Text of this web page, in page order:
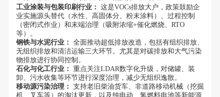
工业涂装与包装印刷行业： 这是VOCs排放大户，政策鼓励企
业实施源头替代（水性、高固体分、粉末涂料）、过程控制
（密闭式作业）和末端治理（吸附浓缩+催化燃烧、RTO
等）。
钢铁与水泥行业： 全面推动超低排放改造，包括有组织排放、
无组织排放和清洁运输三大环节。尤其是对碳排放和大气污染
物排放进行协同控制。
石化与化工行业： 重点关注LDAR数字化升级，对储罐、装
卸、污水收集等环节进行深度治理，减少无组织逸散。
移动源污染治理： 支持老旧柴油货车、非道路移动机械（挖掘
机、叉车等）的淘汰更新，以及纯电动、氢燃料电池等新能源